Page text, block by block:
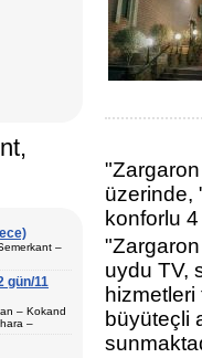
–
gün/11
– Kokand
–
üzerinde,
konforlu 4
uydu TV,
büyüteçli